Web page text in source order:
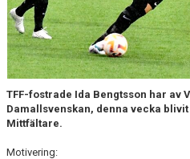
TFF-fostrade Ida Bengtsson har av
Damallsvenskan, denna vecka
Mittfältare.
Motivering: